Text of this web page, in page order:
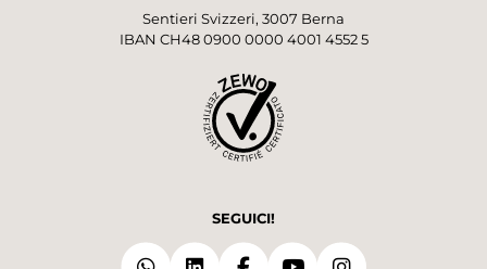
Sentieri Svizzeri, 3007 Berna
IBAN CH48 0900 0000 4001 4552 5
SEGUICI!